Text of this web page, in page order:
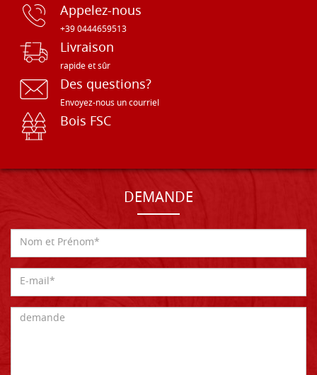
Appelez-nous
+39 0444659513
Livraison
rapide et sûr
Des questions?
Envoyez-nous un courriel
Bois FSC
DEMANDE